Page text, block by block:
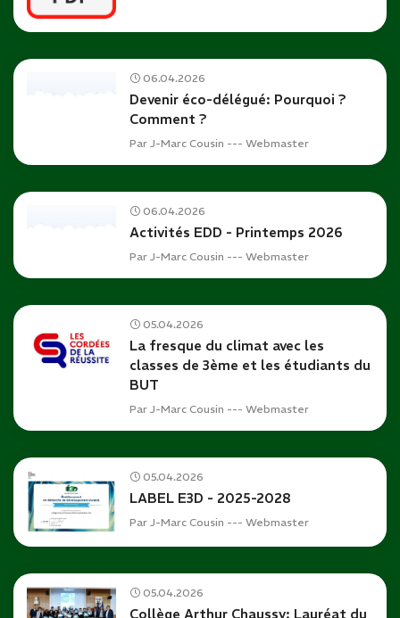
06.04.2026
Devenir éco-délégué: Pourquoi ?
Comment ?
Par J-Marc Cousin --- Webmaster
06.04.2026
Activités EDD - Printemps 2026
Par J-Marc Cousin --- Webmaster
05.04.2026
La fresque du climat avec les
classes de 3ème et les étudiants du
BUT
Par J-Marc Cousin --- Webmaster
05.04.2026
LABEL E3D - 2025-2028
Par J-Marc Cousin --- Webmaster
05.04.2026
Collège Arthur Chaussy: Lauréat du